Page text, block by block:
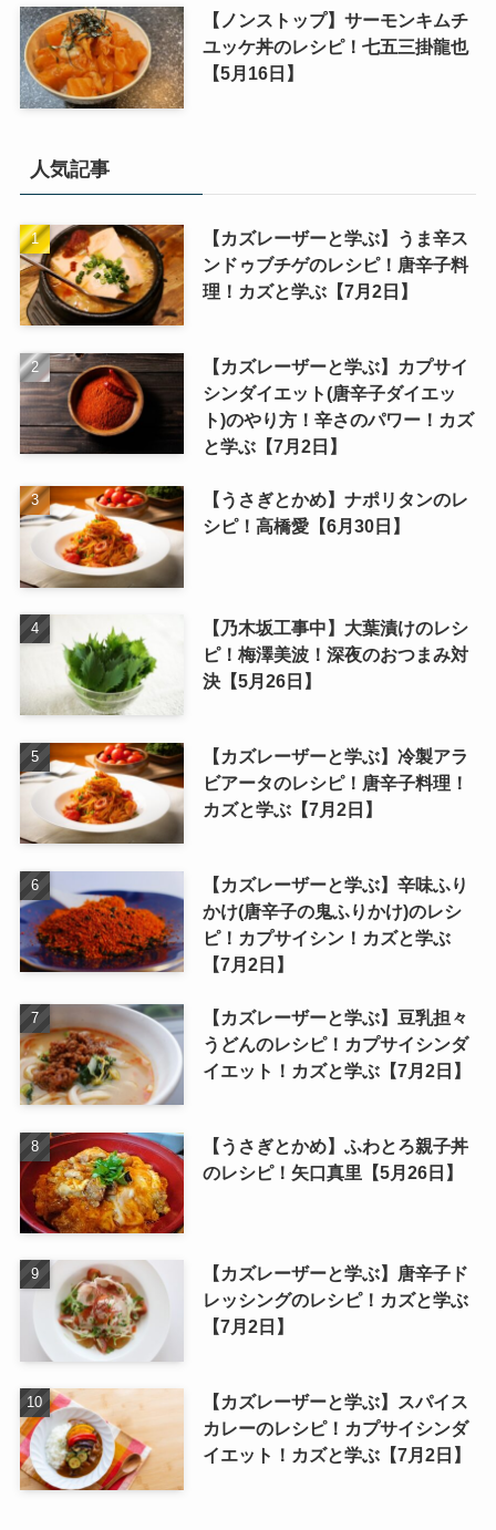
【ノンストップ】サーモンキムチ
ユッケ丼のレシピ！七五三掛龍也
【5月16日】
人気記事
【カズレーザーと学ぶ】うま辛ス
ンドゥブチゲのレシピ！唐辛子料
理！カズと学ぶ【7月2日】
【カズレーザーと学ぶ】カプサイ
シンダイエット(唐辛子ダイエッ
ト)のやり方！辛さのパワー！カズ
と学ぶ【7月2日】
【うさぎとかめ】ナポリタンのレ
シピ！高橋愛【6月30日】
【乃木坂工事中】大葉漬けのレシ
ピ！梅澤美波！深夜のおつまみ対
決【5月26日】
【カズレーザーと学ぶ】冷製アラ
ビアータのレシピ！唐辛子料理！
カズと学ぶ【7月2日】
【カズレーザーと学ぶ】辛味ふり
かけ(唐辛子の鬼ふりかけ)のレシ
ピ！カプサイシン！カズと学ぶ
【7月2日】
【カズレーザーと学ぶ】豆乳担々
うどんのレシピ！カプサイシンダ
イエット！カズと学ぶ【7月2日】
【うさぎとかめ】ふわとろ親子丼
のレシピ！矢口真里【5月26日】
【カズレーザーと学ぶ】唐辛子ド
レッシングのレシピ！カズと学ぶ
【7月2日】
【カズレーザーと学ぶ】スパイス
カレーのレシピ！カプサイシンダ
イエット！カズと学ぶ【7月2日】